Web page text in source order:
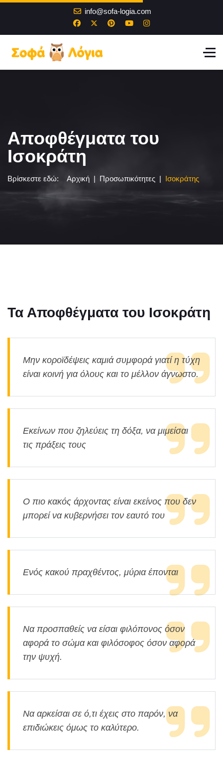
info@sofa-logia.com
Αποφθέγματα του
Ισοκράτη
Βρίσκεστε εδώ: Αρχική Προσωπικότητες Ισοκράτης
Τα Αποφθέγματα του Ισοκράτη
Μην κοροϊδέψεις καμιά συμφορά γιατί η τύχη
είναι κοινή για όλους και το μέλλον άγνωστο.
Εκείνων που ζηλεύεις τη δόξα, να μιμείσαι
τις πράξεις τους
Ο πιο κακός άρχοντας είναι εκείνος που δεν
μπορεί να κυβερνήσει τον εαυτό του
Ενός κακού πραχθέντος, μύρια έπονται
Να προσπαθείς να είσαι φιλόπονος όσον
αφορά το σώμα και φιλόσοφος όσον αφορά
την ψυχή.
Να αρκείσαι σε ό,τι έχεις στο παρόν, να
επιδιώκεις όμως το καλύτερο.